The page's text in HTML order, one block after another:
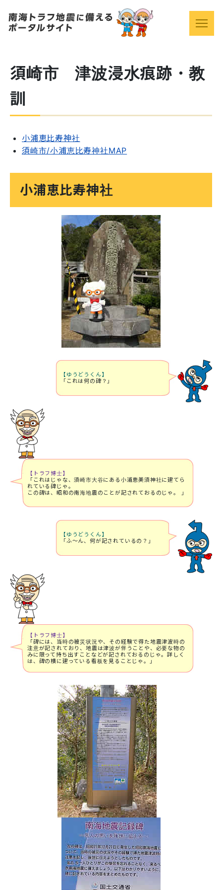
須崎市 津波浸水痕跡・教
訓
小浦恵比寿神社
須崎市/小浦恵比寿神社MAP
小浦恵比寿神社
【ゆうどうくん】
「これは何の碑？」
【トラフ博士】
「これはじゃな、須崎市大谷にある小浦恵美須神社に建てら
れている碑じゃ。
この碑は、昭和の南海地震のことが記されておるのじゃ。 」
【ゆうどうくん】
「ふ～ん、何が記されているの？」
【トラフ博士】
「碑には、当時の被災状況や、その経験で得た地震津波時の
注意が記されており、地震は津波が伴うことや、必要な物の
みに限って持ち出すことなどが記されておるのじゃ。詳しく
は、碑の横に建っている看板を見ることじゃ。」